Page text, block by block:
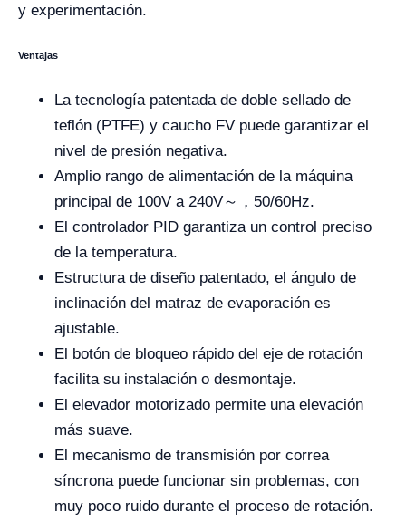
y experimentación.
Ventajas
La tecnología patentada de doble sellado de
teflón (PTFE) y caucho FV puede garantizar el
nivel de presión negativa.
Amplio rango de alimentación de la máquina
principal de 100V a 240V～，50/60Hz.
El controlador PID garantiza un control preciso
de la temperatura.
Estructura de diseño patentado, el ángulo de
inclinación del matraz de evaporación es
ajustable.
El botón de bloqueo rápido del eje de rotación
facilita su instalación o desmontaje.
El elevador motorizado permite una elevación
más suave.
El mecanismo de transmisión por correa
síncrona puede funcionar sin problemas, con
muy poco ruido durante el proceso de rotación.